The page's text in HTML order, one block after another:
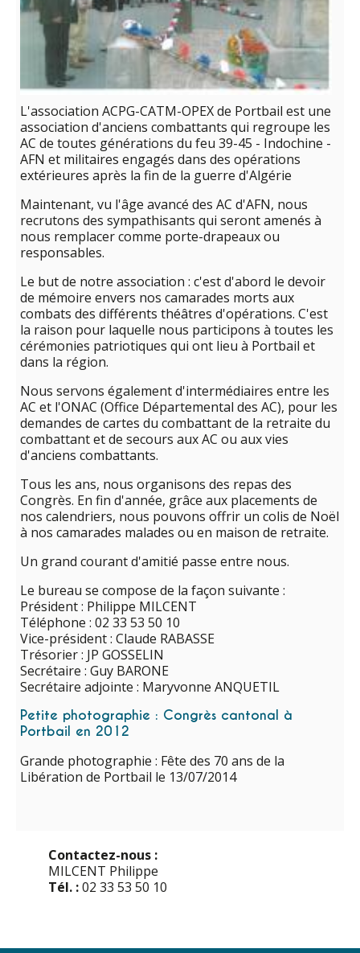
L'association ACPG-CATM-OPEX de Portbail est une
association d'anciens combattants qui regroupe les
AC de toutes générations du feu 39-45 - Indochine -
AFN et militaires engagés dans des opérations
extérieures après la fin de la guerre d'Algérie
Maintenant, vu l'âge avancé des AC d'AFN, nous
recrutons des sympathisants qui seront amenés à
nous remplacer comme porte-drapeaux ou
responsables.
Le but de notre association : c'est d'abord le devoir
de mémoire envers nos camarades morts aux
combats des différents théâtres d'opérations. C'est
la raison pour laquelle nous participons à toutes les
cérémonies patriotiques qui ont lieu à Portbail et
dans la région.
Nous servons également d'intermédiaires entre les
AC et l'ONAC (Office Départemental des AC), pour les
demandes de cartes du combattant de la retraite du
combattant et de secours aux AC ou aux vies
d'anciens combattants.
Tous les ans, nous organisons des repas des
Congrès. En fin d'année, grâce aux placements de
nos calendriers, nous pouvons offrir un colis de Noël
à nos camarades malades ou en maison de retraite.
Un grand courant d'amitié passe entre nous.
Le bureau se compose de la façon suivante :
Président : Philippe MILCENT
Téléphone : 02 33 53 50 10
Vice-président : Claude RABASSE
Trésorier : JP GOSSELIN
Secrétaire : Guy BARONE
Secrétaire adjointe : Maryvonne ANQUETIL
Petite photographie : Congrès cantonal à
Portbail en 2012
Grande photographie : Fête des 70 ans de la
Libération de Portbail le 13/07/2014
Contactez-nous :
MILCENT Philippe
Tél. :02 33 53 50 10